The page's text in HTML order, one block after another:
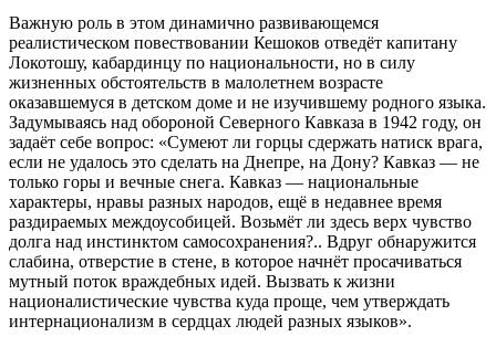
Важную роль в этом динамично развивающемся
реалистическом повествовании Кешоков отведёт капитану
Локотошу, кабардинцу по национальности, но в силу
жизненных обстоятельств в малолетнем возрасте
оказавшемуся в детском доме и не изучившему родного языка.
Задумываясь над обороной Северного Кавказа в 1942 году, он
задаёт себе вопрос: «Сумеют ли горцы сдержать натиск врага,
если не удалось это сделать на Днепре, на Дону? Кавказ — не
только горы и вечные снега. Кавказ — национальные
характеры, нравы разных народов, ещё в недавнее время
раздираемых междоусобицей. Возьмёт ли здесь верх чувство
долга над инстинктом самосохранения?.. Вдруг обнаружится
слабина, отверстие в стене, в которое начнёт просачиваться
мутный поток враждебных идей. Вызвать к жизни
националистические чувства куда проще, чем утверждать
интернационализм в сердцах людей разных языков».